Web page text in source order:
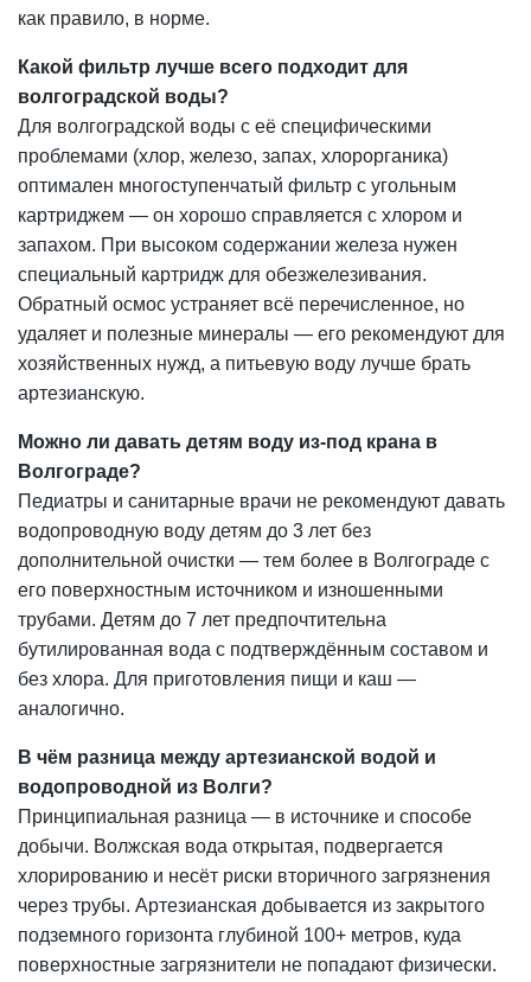
как правило, в норме.
Какой фильтр лучше всего подходит для
волгоградской воды?
Для волгоградской воды с её специфическими
проблемами (хлор, железо, запах, хлорорганика)
оптимален многоступенчатый фильтр с угольным
картриджем — он хорошо справляется с хлором и
запахом. При высоком содержании железа нужен
специальный картридж для обезжелезивания.
Обратный осмос устраняет всё перечисленное, но
удаляет и полезные минералы — его рекомендуют для
хозяйственных нужд, а питьевую воду лучше брать
артезианскую.
Можно ли давать детям воду из-под крана в
Волгограде?
Педиатры и санитарные врачи не рекомендуют давать
водопроводную воду детям до 3 лет без
дополнительной очистки — тем более в Волгограде с
его поверхностным источником и изношенными
трубами. Детям до 7 лет предпочтительна
бутилированная вода с подтверждённым составом и
без хлора. Для приготовления пищи и каш —
аналогично.
В чём разница между артезианской водой и
водопроводной из Волги?
Принципиальная разница — в источнике и способе
добычи. Волжская вода открытая, подвергается
хлорированию и несёт риски вторичного загрязнения
через трубы. Артезианская добывается из закрытого
подземного горизонта глубиной 100+ метров, куда
поверхностные загрязнители не попадают физически.